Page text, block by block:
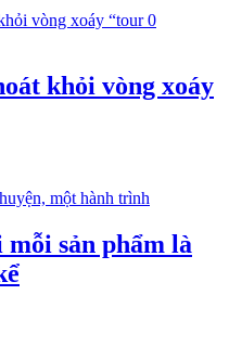
khỏi vòng xoáy
sản phẩm là